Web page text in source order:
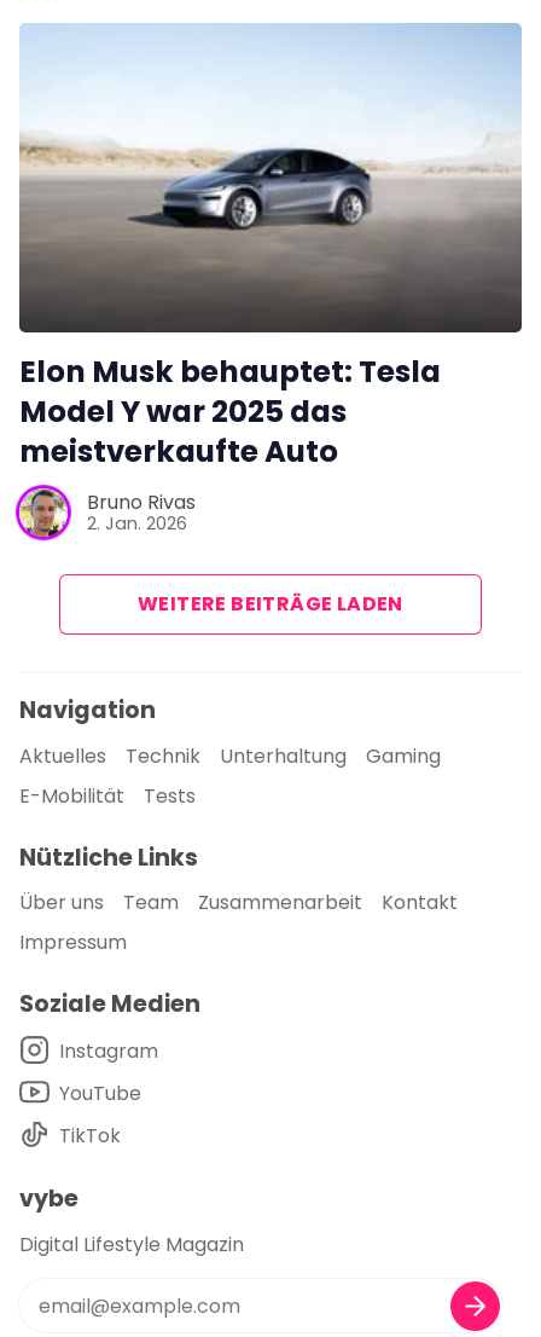
Elon Musk behauptet: Tesla
Model Y war 2025 das
meistverkaufte Auto
Bruno Rivas
2. Jan. 2026
WEITERE BEITRÄGE LADEN
Navigation
Aktuelles Technik Unterhaltung
Gaming
E-Mobilität
Tests
Nützliche Links
Über uns Team Zusammenarbeit
Kontakt
Impressum
Soziale Medien
Instagram
YouTube
TikTok
vybe
Digital Lifestyle Magazin